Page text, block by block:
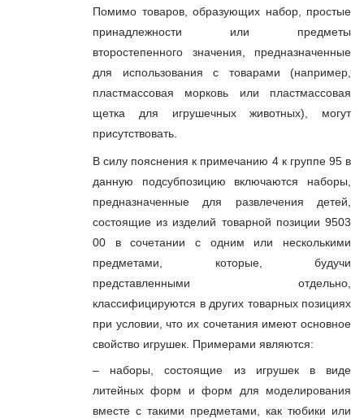
Помимо товаров, образующих набор, простые
принадлежности или предметы
второстепенного значения, предназначенные
для использования с товарами (например,
пластмассовая морковь или пластмассовая
щетка для игрушечных животных), могут
присутствовать.
В силу пояснения к примечанию 4 к группе 95 в
данную подсубпозицию включаются наборы,
предназначенные для развлечения детей,
состоящие из изделий товарной позиции 9503
00 в сочетании с одним или несколькими
предметами, которые, будучи
представленными отдельно,
классифицируются в других товарных позициях
при условии, что их сочетания имеют основное
свойство игрушек. Примерами являются:
– наборы, состоящие из игрушек в виде
литейных форм и форм для моделирования
вместе с такими предметами, как тюбики или